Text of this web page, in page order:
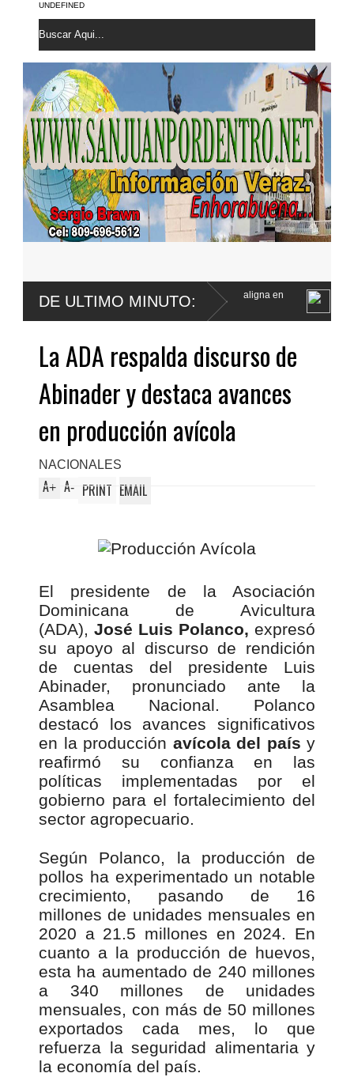
UNDEFINED
DE ULTIMO MINUTO:
le fue extirpada una lesión maligna en
Defensa de Wander
La ADA respalda discurso de
Abinader y destaca avances
en producción avícola
NACIONALES
A+ A- PRINT EMAIL
El presidente de la Asociación
Dominicana de Avicultura
(ADA), José Luis Polanco, expresó
su apoyo al discurso de rendición
de cuentas del presidente Luis
Abinader, pronunciado ante la
Asamblea Nacional. Polanco
destacó los avances significativos
en la producción avícola del país y
reafirmó su confianza en las
políticas implementadas por el
gobierno para el fortalecimiento del
sector agropecuario.
Según Polanco, la producción de
pollos ha experimentado un notable
crecimiento, pasando de 16
millones de unidades mensuales en
2020 a 21.5 millones en 2024. En
cuanto a la producción de huevos,
esta ha aumentado de 240 millones
a 340 millones de unidades
mensuales, con más de 50 millones
exportados cada mes, lo que
refuerza la seguridad alimentaria y
la economía del país.